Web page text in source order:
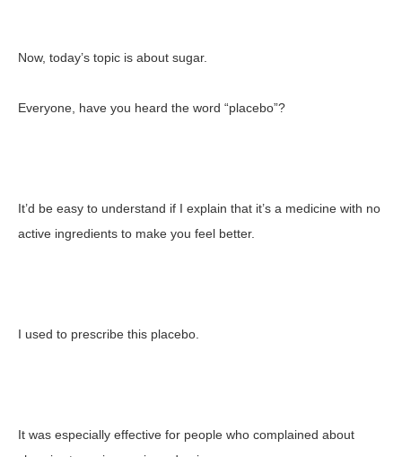
Now, today’s topic is about sugar.
Everyone, have you heard the word “placebo”?
It’d be easy to understand if I explain that it’s a medicine with no
active ingredients to make you feel better.
I used to prescribe this placebo.
It was especially effective for people who complained about